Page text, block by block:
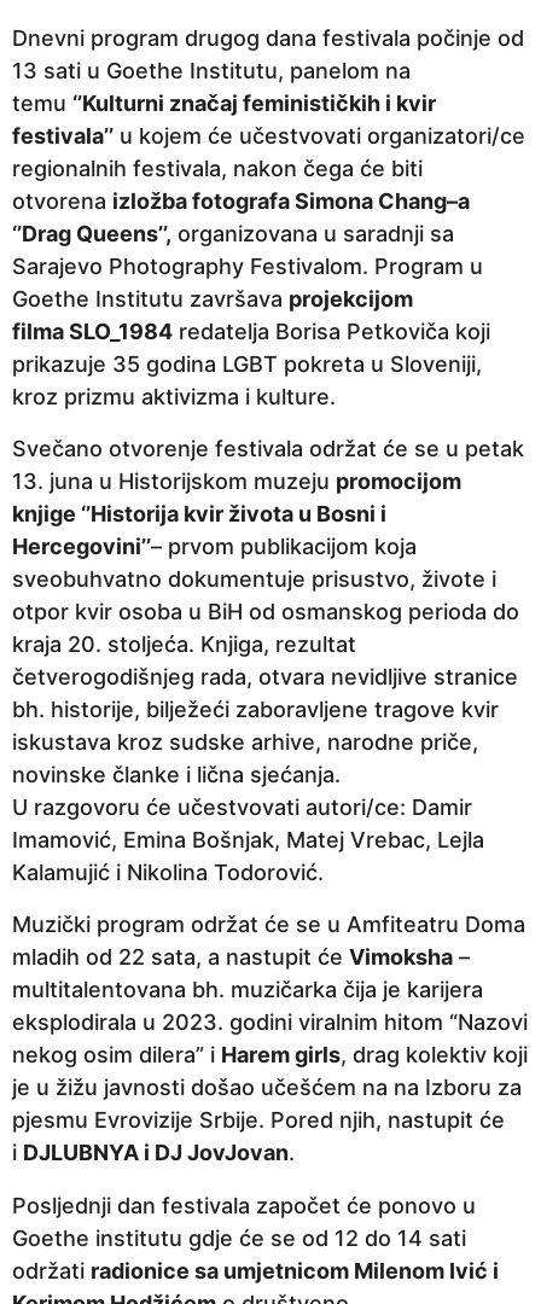
Dnevni program drugog dana festivala počinje od
13 sati u Goethe Institutu, panelom na
temu ‘’Kulturni značaj feminističkih i kvir
festivala’’ u kojem će učestvovati organizatori/ce
regionalnih festivala, nakon čega će biti
otvorena izložba fotografaSimona Chang–a
‘’Drag Queens’’, organizovana u saradnji sa
Sarajevo Photography Festivalom. Program u
Goethe Institutu završava projekcijom
filmaSLO_1984 redatelja Borisa Petkoviča koji
prikazuje 35 godina LGBT pokreta u Sloveniji,
kroz prizmu aktivizma i kulture.
Svečano otvorenje festivala održat će se u petak
13. juna u Historijskom muzeju promocijom
knjige ‘’Historija kvir života u Bosni i
Hercegovini’’– prvom publikacijom koja
sveobuhvatno dokumentuje prisustvo, živote i
otpor kvir osoba u BiH od osmanskog perioda do
kraja 20. stoljeća. Knjiga, rezultat
četverogodišnjeg rada, otvara nevidljive stranice
bh. historije, bilježeći zaboravljene tragove kvir
iskustava kroz sudske arhive, narodne priče,
novinske članke i lična sjećanja.
U razgovoru će učestvovati autori/ce: Damir
Imamović, Emina Bošnjak, Matej Vrebac, Lejla
Kalamujić i Nikolina Todorović.
Muzički program održat će se u Amfiteatru Doma
mladih od 22 sata, a nastupit će Vimoksha –
multitalentovana bh. muzičarka čija je karijera
eksplodirala u 2023. godini viralnim hitom “Nazovi
nekog osim dilera” i Harem girls, drag kolektiv koji
je u žižu javnosti došao učešćem na na Izboru za
pjesmu Evrovizije Srbije. Pored njih, nastupit će
i DJLUBNYA i DJ JovJovan.
Posljednji dan festivala započet će ponovo u
Goethe institutu gdje će se od 12 do 14 sati
održati radionice sa umjetnicom Milenom Ivić i